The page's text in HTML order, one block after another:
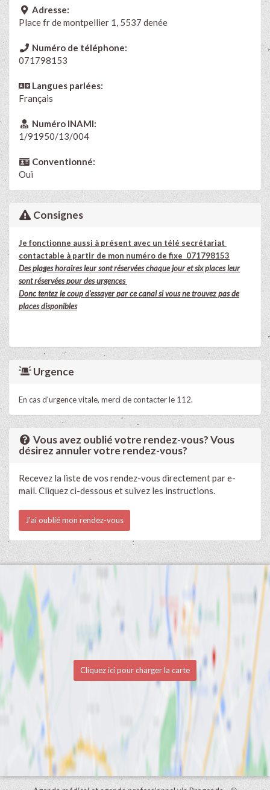
Adresse:
Place fr de montpellier 1, 5537 denée
Numéro de téléphone:
071798153
Langues parlées:
Français
Numéro INAMI:
1/91950/13/004
Conventionné:
Oui
Consignes
Je fonctionne aussi à présent avec un télé secrétariat
contactable à partir de mon numéro de fixe 071798153
Des plages horaires leur sont réservées chaque jour et six places leur
sont réservées pour des urgences
Donc tentez le coup d'essayer par ce canal si vous ne trouvez pas de
places disponibles
Urgence
En cas d'urgence vitale, merci de contacter le 112.
Vous avez oublié votre rendez-vous? Vous
désirez annuler votre rendez-vous?
Recevez la liste de vos rendez-vous directement par e-
mail. Cliquez ci-dessous et suivez les instructions.
J'ai oublié mon rendez-vous
Cliquez ici pour charger la carte